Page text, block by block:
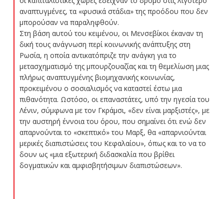
αναπτυγμένες, τα «φυσικά στάδια» της προόδου που δεν
μπορούσαν να παραληφθούν.
Στη βάση αυτού του κειμένου, οι Μενσεβίκοι έκαναν τη
δική τους ανάγνωση περί κοινωνικής ανάπτυξης στη
Ρωσία, η οποία αντικατόπριζε την ανάγκη για το
μετασχηματισμό της μπουρζουαζίας και τη θεμελίωση μιας
πλήρως αναπτυγμένης βιομηχανικής κοινωνίας,
προκειμένου ο σοσιαλισμός να καταστεί έστω μια
πιθανότητα. Ωστόσο, οι επαναστάτες, υπό την ηγεσία του
Λένιν, σύμφωνα με τον Γκράμσι, «δεν είναι μαρξιστές», με
την αυστηρή έννοια του όρου, που σημαίνει ότι ενώ δεν
απαρνούνται το «σκεπτικό» του Μαρξ, θα «απαρνιούνται
μερικές διαπιστώσεις του Κεφαλαίου», όπως και το να το
δουν ως «μια εξωτερική διδασκαλία που βρίθει
δογματικών και αμφισβητήσιμων διαπιστώσεων».